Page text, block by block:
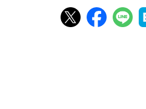
「ルックプラス 泡ピタ」で